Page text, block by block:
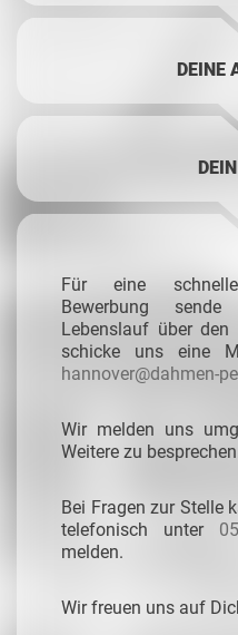
DEINE
Für eine
Bewerbung
Lebenslauf über den
schicke uns eine
hannover@dahmen-
Wir melden uns
Weitere zu
Bei Fragen zur Stelle
telefonisch unter
melden.
Wir freuen uns auf